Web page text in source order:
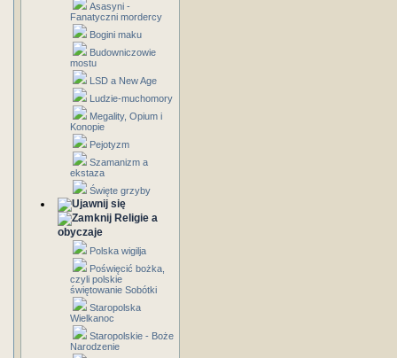
Asasyni -
Fanatyczni mordercy
Bogini maku
Budowniczowie
mostu
LSD a New Age
Ludzie-muchomory
Megality, Opium i
Konopie
Pejotyzm
Szamanizm a
ekstaza
Święte grzyby
Religie a
obyczaje
Polska wigilja
Poświęcić bożka,
czyli polskie
świętowanie Sobótki
Staropolska
Wielkanoc
Staropolskie - Boże
Narodzenie